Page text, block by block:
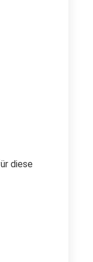
diese